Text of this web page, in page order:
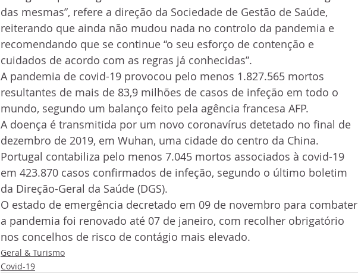
das mesmas”, refere a direção da Sociedade de Gestão de Saúde,
reiterando que ainda não mudou nada no controlo da pandemia e
recomendando que se continue “o seu esforço de contenção e
cuidados de acordo com as regras já conhecidas”.
A pandemia de covid-19 provocou pelo menos 1.827.565 mortos
resultantes de mais de 83,9 milhões de casos de infeção em todo o
mundo, segundo um balanço feito pela agência francesa AFP.
A doença é transmitida por um novo coronavírus detetado no final de
dezembro de 2019, em Wuhan, uma cidade do centro da China.
Portugal contabiliza pelo menos 7.045 mortos associados à covid-19
em 423.870 casos confirmados de infeção, segundo o último boletim
da Direção-Geral da Saúde (DGS).
O estado de emergência decretado em 09 de novembro para combater
a pandemia foi renovado até 07 de janeiro, com recolher obrigatório
nos concelhos de risco de contágio mais elevado.
Geral & Turismo
Covid-19